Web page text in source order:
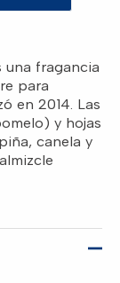
una fragancia
para
en 2014. Las
y hojas
canela y